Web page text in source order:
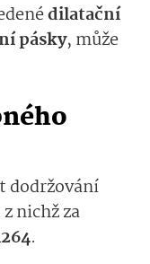
dilatační
pásky, může
dodržování
nichž za
.